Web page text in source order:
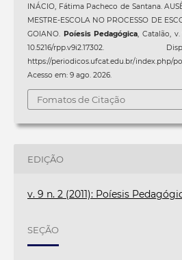
INÁCIO, Fátima Pacheco de Santana.
MESTRE-ESCOLA NO PROCESSO DE
GOIANO. Poíesis Pedagógica, Catalão, v.
10.5216/
https://periodicos.ufcat.edu.br/index.php/
Acesso em: 9 ago. 2026.
Fomatos de Citação
EDIÇÃO
v. 9 n. 2 (2011): Poíesis
SEÇÃO